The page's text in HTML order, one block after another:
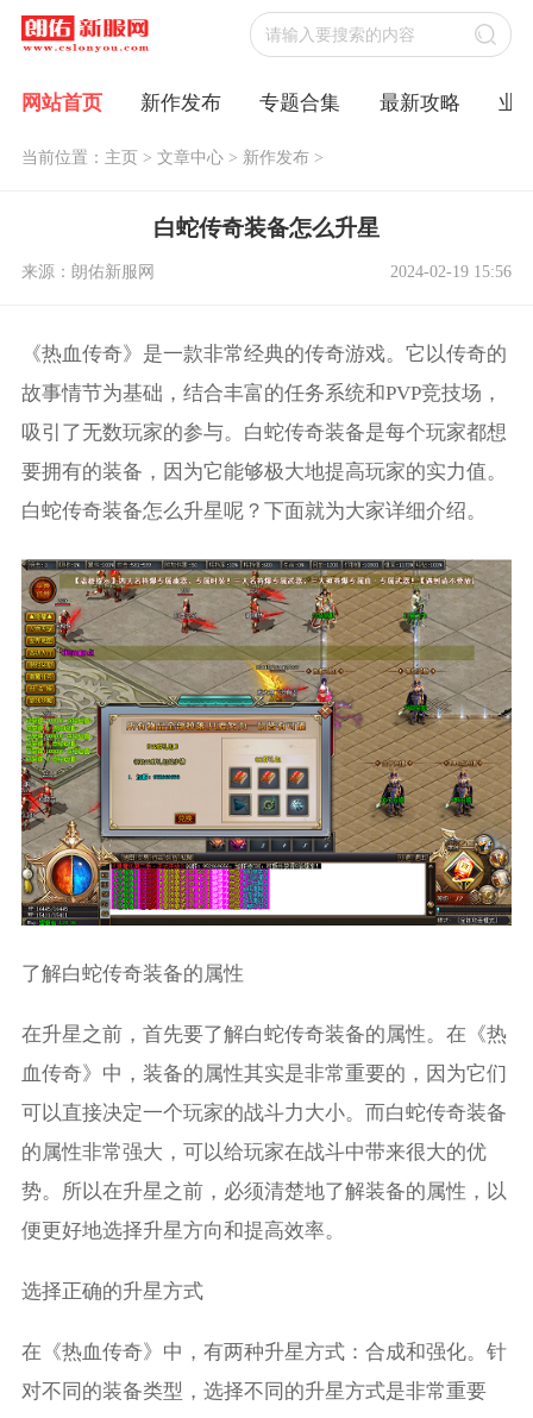
网站首页 新作发布 专题合集 最新攻略 业
当前位置： 主页> 文章中心> 新作发布>
白蛇传奇装备怎么升星
来源：朗佑新服网 2024-02-19 15:56
《热血传奇》是一款非常经典的传奇游戏。它以传奇的
故事情节为基础，结合丰富的任务系统和PVP竞技场，
吸引了无数玩家的参与。白蛇传奇装备是每个玩家都想
要拥有的装备，因为它能够极大地提高玩家的实力值。
白蛇传奇装备怎么升星呢？下面就为大家详细介绍。
了解白蛇传奇装备的属性
在升星之前，首先要了解白蛇传奇装备的属性。在《热
血传奇》中，装备的属性其实是非常重要的，因为它们
可以直接决定一个玩家的战斗力大小。而白蛇传奇装备
的属性非常强大，可以给玩家在战斗中带来很大的优
势。所以在升星之前，必须清楚地了解装备的属性，以
便更好地选择升星方向和提高效率。
选择正确的升星方式
在《热血传奇》中，有两种升星方式：合成和强化。针
对不同的装备类型，选择不同的升星方式是非常重要